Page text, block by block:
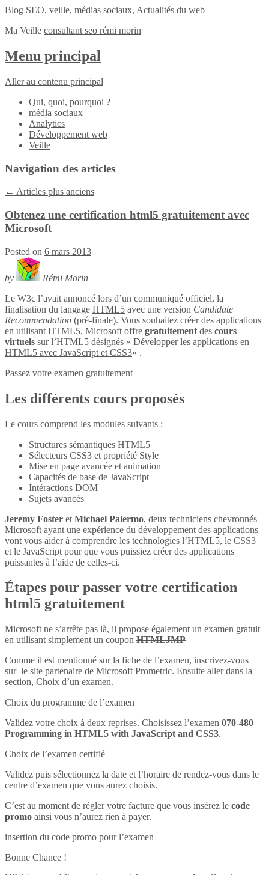
Blog SEO, veille, médias sociaux, Actualités du web
Ma Veille consultant seo rémi morin
Menu principal
Aller au contenu principal
Qui, quoi, pourquoi ?
média sociaux
Analytics
Développement web
Veille
Navigation des articles
← Articles plus anciens
Obtenez une certification html5 gratuitement avec
Microsoft
Posted on 6 mars 2013
by
Rémi Morin
Le W3c l’avait annoncé lors d’un communiqué officiel, la
finalisation du langage HTML5 avec une version Candidate
Recommendation (pré-finale). Vous souhaitez créer des applications
en utilisant HTML5, Microsoft offre gratuitement des cours
virtuels sur l’HTML5 désignés « Développer les applications en
HTML5 avec JavaScript et CSS3« .
Passez votre examen gratuitement
Les différents cours proposés
Le cours comprend les modules suivants :
Structures sémantiques HTML5
Sélecteurs CSS3 et propriété Style
Mise en page avancée et animation
Capacités de base de JavaScript
Intéractions DOM
Sujets avancés
Jeremy Foster et Michael Palermo, deux techniciens chevronnés
Microsoft ayant une expérience du développement des applications
vont vous aider à comprendre les technologies l’HTML5, le CSS3
et le JavaScript pour que vous puissiez créer des applications
puissantes à l’aide de celles-ci.
Étapes pour passer votre certification
html5 gratuitement
Microsoft ne s’arrête pas là, il propose également un examen gratuit
en utilisant simplement un coupon HTMLJMP
Comme il est mentionné sur la fiche de l’examen, inscrivez-vous
sur le site partenaire de Microsoft Prometric. Ensuite aller dans la
section, Choix d’un examen.
Choix du programme de l’examen
Validez votre choix à deux reprises. Choisissez l’examen 070-480
Programming in HTML5 with JavaScript and CSS3.
Choix de l’examen certifié
Validez puis sélectionnez la date et l’horaire de rendez-vous dans le
centre d’examen que vous aurez choisis.
C’est au moment de régler votre facture que vous insérez le code
promo ainsi vous n’aurez rien à payer.
insertion du code promo pour l’examen
Bonne Chance !